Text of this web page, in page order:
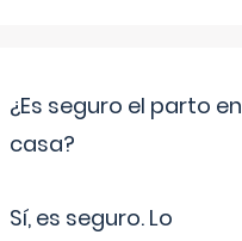
¿Es seguro el parto en
casa?
Sí, es seguro. Lo